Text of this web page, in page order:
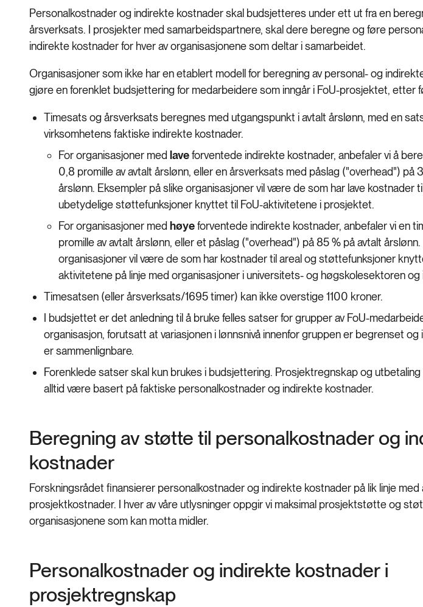
Personalkostnader og indirekte kostnader skal budsjetteres under ett ut fra en
årsverksats. I prosjekter med samarbeidspartnere, skal dere beregne og føre
indirekte kostnader for hver av organisasjonene som deltar i samarbeidet.
Organisasjoner som ikke har en etablert modell for beregning av personal- og
gjøre en forenklet budsjettering for medarbeidere som inngår i FoU-prosjektet, etter
Timesats og årsverksats beregnes med utgangspunkt i avtalt årslønn, med en
virksomhetens faktiske indirekte kostnader.
For organisasjoner med laveforventede indirekte kostnader, anbefaler vi å
0,8 promille av avtalt årslønn, eller en årsverksats med påslag ("overhead") på
årslønn. Eksempler på slike organisasjoner vil være de som har lave kostnader
ubetydelige støttefunksjoner knyttet til FoU-aktivitetene i prosjektet.
For organisasjoner med høyeforventede indirekte kostnader, anbefaler vi en
promille av avtalt årslønn, eller et påslag ("overhead") på 85 % på avtalt
organisasjoner vil være de som har kostnader til areal og støttefunksjoner
aktivitetene på linje med organisasjoner i universitets- og høgskolesektoren
Timesatsen (eller årsverksats/1695 timer) kan ikke overstige 1100 kroner.
I budsjettet er det anledning til å bruke felles satser for grupper av FoU-
organisasjon, forutsatt at variasjonen i lønnsnivå innenfor gruppen er begrenset
er sammenlignbare.
Forenklede satser skal kun brukes i budsjettering. Prosjektregnskap og utbetaling
alltid være basert på faktiske personalkostnader og indirekte kostnader.
Beregning av støtte til personalkostnader og
kostnader
Forskningsrådet finansierer personalkostnader og indirekte kostnader på lik linje
prosjektkostnader. I hver av våre utlysninger oppgir vi maksimal prosjektstøtte og
organisasjonene som kan motta midler.
Personalkostnader og indirekte kostnader i
prosjektregnskap